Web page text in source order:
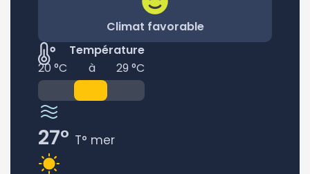
Climat favorable
Température
20 °C
à 29 °C
27° T° mer